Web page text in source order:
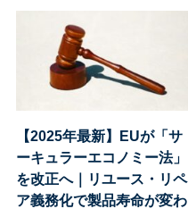
【2025年最新】EUが「サ
ーキュラーエコノミー法」
を改正へ｜リユース・リペ
ア義務化で製品寿命が変わ